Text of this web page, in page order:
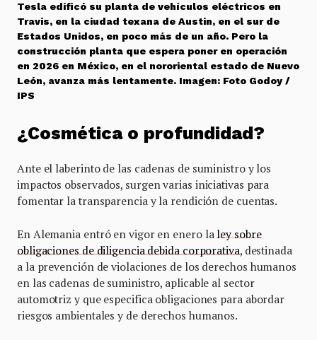
Tesla edificó su planta de vehículos eléctricos en
Travis, en la ciudad texana de Austin, en el sur de
Estados Unidos, en poco más de un año. Pero la
construcción planta que espera poner en operación
en 2026 en México, en el nororiental estado de Nuevo
León, avanza más lentamente. Imagen: Foto Godoy /
IPS
¿Cosmética o profundidad?
Ante el laberinto de las cadenas de suministro y los
impactos observados, surgen varias iniciativas para
fomentar la transparencia y la rendición de cuentas.
En Alemania entró en vigor en enero la ley sobre
obligaciones de diligencia debida corporativa, destinada
a la prevención de violaciones de los derechos humanos
en las cadenas de suministro, aplicable al sector
automotriz y que especifica obligaciones para abordar
riesgos ambientales y de derechos humanos.